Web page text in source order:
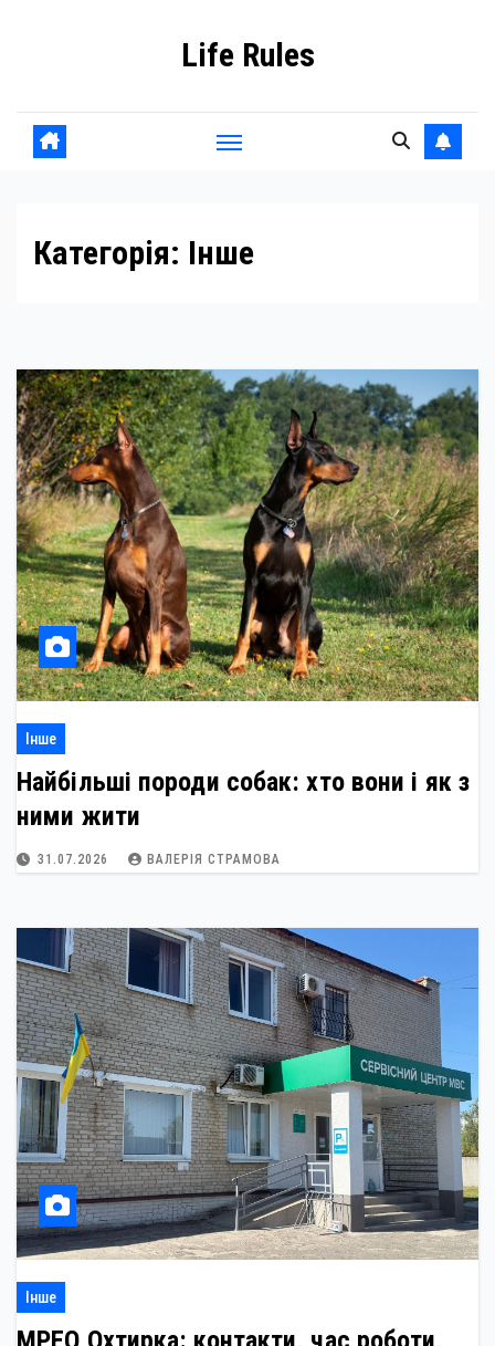
Life Rules
Категорія: Інше
Інше
Найбільші породи собак: хто вони і як з
ними жити
31.07.2026 ВАЛЕРІЯ СТРАМОВА
Інше